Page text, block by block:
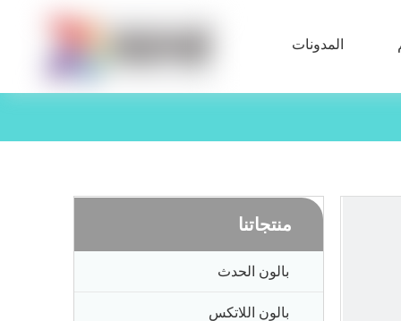
المدونات
منتجاتنا
بالون الحدث
بالون اللاتكس